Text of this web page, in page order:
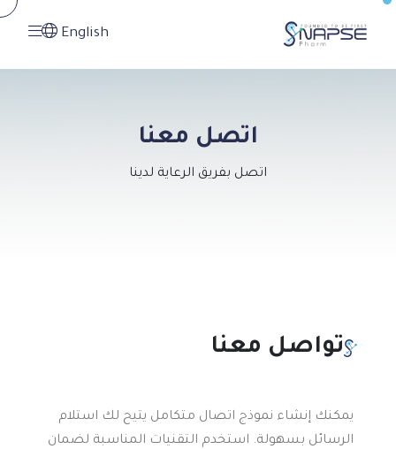
English
اتصل معنا
اتصل بفريق الرعاية لدينا
تواصل معنا
يمكنك إنشاء نموذج اتصال متكامل يتيح لك استلام
الرسائل بسهولة. استخدم التقنيات المناسبة لضمان